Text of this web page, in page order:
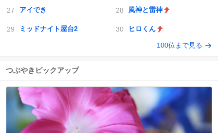
アイでき 風神と雷神
ミッドナイト屋台2 ヒロくん
100位まで見る
つぶやきピックアップ